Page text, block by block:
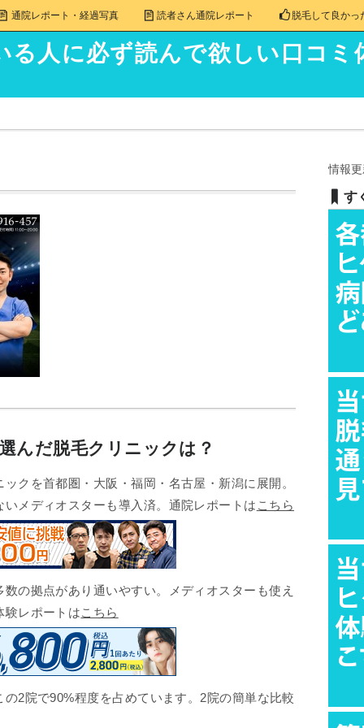
る人に必ず読んで欲しい口コミ
んだ脱毛クリニックは？
クを首都圏・大阪・福岡・名古屋・新潟に展開。
メディオスターも導入済。通院レポートは こちら
の拠点があり通いやすい。メディオスターも使え
験レポートはこちら
2院で90%程度を占めています。2院の簡単な比較
情報
す
通院レポート・経過写真 読者さん通院レポート 脱毛して良かっ